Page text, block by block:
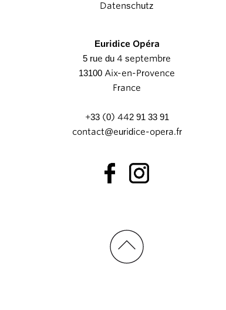
Datenschutz
Euridice Opéra
5 rue du 4 septembre
13100 Aix-en-Provence
France
+33 (0) 442 91 33 91
contact@euridice-opera.fr